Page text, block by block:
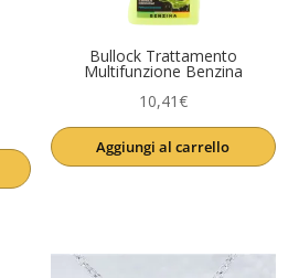
Bullock Trattamento
Multifunzione Benzina
10,41€
Aggiungi al carrello